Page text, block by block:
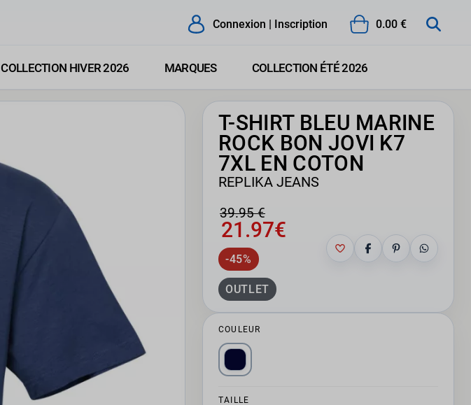
Connexion | Inscription 0.00 €
COLLECTION HIVER 2026 MARQUES COLLECTION ÉTÉ 2026
T-SHIRT BLEU MARINE
ROCK BON JOVI K7
7XL EN COTON
REPLIKA JEANS
39.95 €
21.97€
-45%
OUTLET
COULEUR
TAILLE